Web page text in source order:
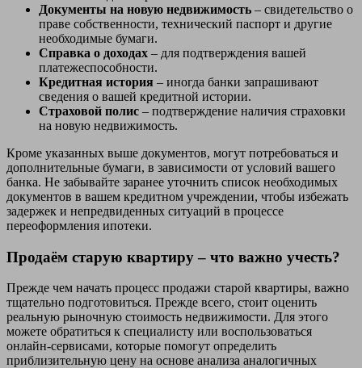
Документы на новую недвижимость – свидетельство о
праве собственности, технический паспорт и другие
необходимые бумаги.
Справка о доходах – для подтверждения вашей
платежеспособности.
Кредитная история – иногда банки запрашивают
сведения о вашей кредитной истории.
Страховой полис – подтверждение наличия страховки
на новую недвижимость.
Кроме указанных выше документов, могут потребоваться и
дополнительные бумаги, в зависимости от условий вашего
банка. Не забывайте заранее уточнить список необходимых
документов в вашем кредитном учреждении, чтобы избежать
задержек и непредвиденных ситуаций в процессе
переоформления ипотеки.
Продаём старую квартиру – что важно учесть?
Прежде чем начать процесс продажи старой квартиры, важно
тщательно подготовиться. Прежде всего, стоит оценить
реальную рыночную стоимость недвижимости. Для этого
можете обратиться к специалисту или воспользоваться
онлайн-сервисами, которые помогут определить
приблизительную цену на основе анализа аналогичных